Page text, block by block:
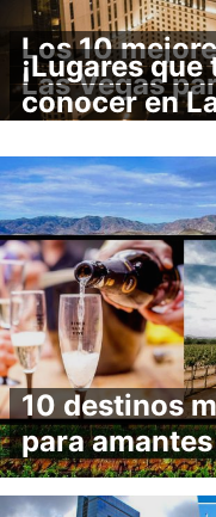
Los 10
Las Vegas
¡Lugares
conocer en
10 destinos
para